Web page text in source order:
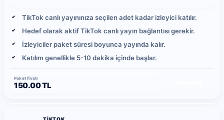
TikTok canlı yayınınıza seçilen adet kadar izleyici katılır.
Hedef olarak aktif TikTok canlı yayın bağlantısı gerekir.
İzleyiciler paket süresi boyunca yayında kalır.
Katılım genellikle 5-10 dakika içinde başlar.
Paket fiyatı
150.00 TL